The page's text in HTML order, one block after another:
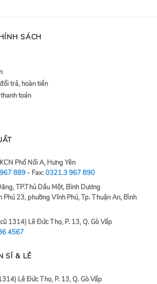
SÁCH
trả, hoàn tiền
toán
Phố Nối A, Hưng Yên
889 - Fax:0321.3 967 890
TP.Thủ Dầu Một, Bình Dương
23, phường Vĩnh Phú, Tp. Thuận An, Bình
1314) Lê Đức Thọ, P. 13, Q. Gò Vấp
4567
SỈ & LẺ
Lê Đức Thọ, P. 13, Q. Gò Vấp